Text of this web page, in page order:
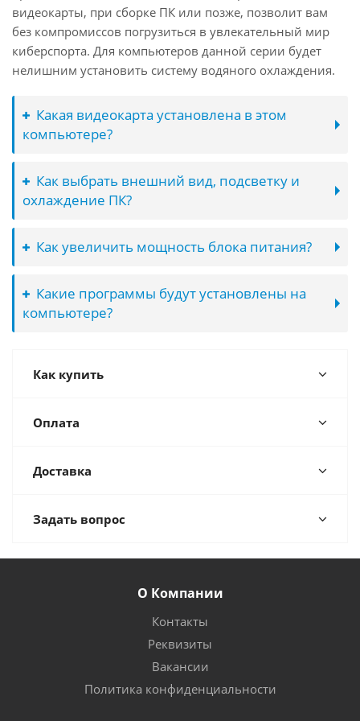
видеокарты, при сборке ПК или позже, позволит вам
без компромиссов погрузиться в увлекательный мир
киберспорта. Для компьютеров данной серии будет
нелишним установить систему водяного охлаждения.
Какая видеокарта установлена в этом
компьютере?
Как выбрать внешний вид, подсветку и
охлаждение ПК?
Как увеличить мощность блока питания?
Какие программы будут установлены на
компьютере?
Как купить
Оплата
Доставка
Задать вопрос
О Компании
Контакты
Реквизиты
Вакансии
Политика конфиденциальности